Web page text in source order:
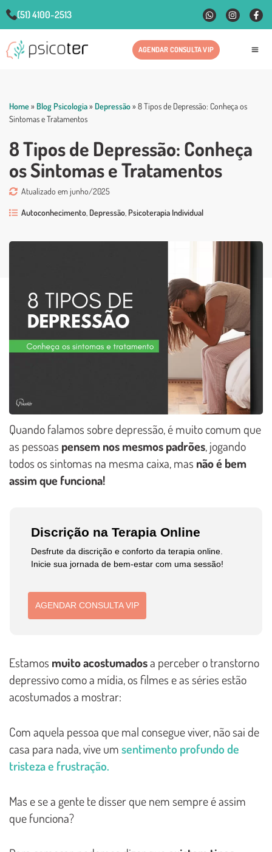
(51) 4100-2513
AGENDAR CONSULTA VIP
Home» Blog Psicologia» Depressão» 8 Tipos de Depressão: Conheça os
Sintomas e Tratamentos
8 Tipos de Depressão: Conheça
os Sintomas e Tratamentos
Atualizado em junho/2025
Autoconhecimento Depressão Psicoterapia Individual
Quando falamos sobre depressão, é muito comum que
as pessoas pensem nos mesmos padrões, jogando
todos os sintomas na mesma caixa, mas não é bem
assim que funciona!
Discrição na Terapia Online
Desfrute da discrição e conforto da terapia online.
Inicie sua jornada de bem-estar com uma sessão!
AGENDAR CONSULTA VIP
Estamos muito acostumadosa perceber o transtorno
depressivo como a mídia, os filmes e as séries estão
acostumados a mostrar:
Com aquela pessoa que mal consegue viver, não sai de
casa para nada, vive umsentimento profundo de
tristeza e frustração.
Mas e se a gente te disser que nem sempre é assim
que funciona?